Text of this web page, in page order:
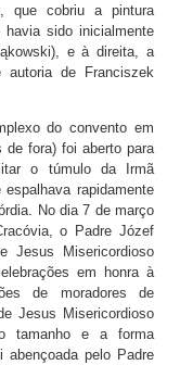
que cobriu a pintura
sido inicialmente
e à direita, a
de Franciszek
do convento em
de fora) foi aberto para
o túmulo da Irmã
rapidamente
No dia 7 de março
o Padre Józef
Jesus Misericordioso
em honra à
de moradores de
Jesus Misericordioso
tamanho e a forma
pelo Padre